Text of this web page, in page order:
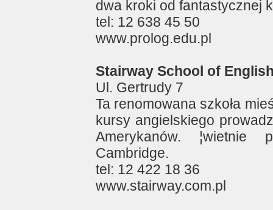
dwa kroki od fantastycznej
tel: 12 638 45 50
www.prolog.edu.pl
Stairway School of
Ul. Gertrudy 7
Ta renomowana szkoła
kursy angielskiego
Amerykanów. ¦wietnie
Cambridge.
tel: 12 422 18 36
www.stairway.com.pl